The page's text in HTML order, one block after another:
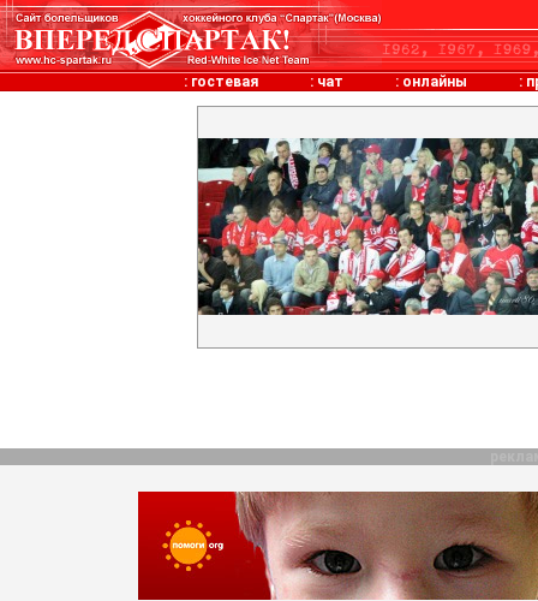
: гостевая : чат : онлайны :